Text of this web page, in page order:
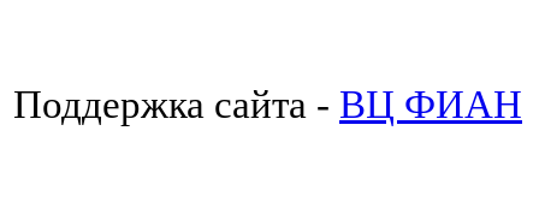
Поддержка сайта - ВЦ ФИАН